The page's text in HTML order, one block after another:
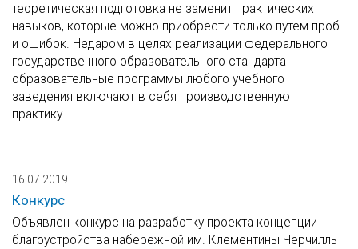
теоретическая подготовка не заменит практических
навыков, которые можно приобрести только путем проб
и ошибок. Недаром в целях реализации федерального
государственного образовательного стандарта
образовательные программы любого учебного
заведения включают в себя производственную
практику.
16.07.2019
Конкурс
Объявлен конкурс на разработку проекта концепции
благоустройства набережной им. Клементины Черчилль